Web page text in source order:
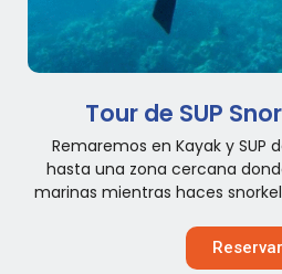
Tour de SUP
Remaremos en Kayak y SUP
hasta una zona cercana
marinas mientras haces
Reservar